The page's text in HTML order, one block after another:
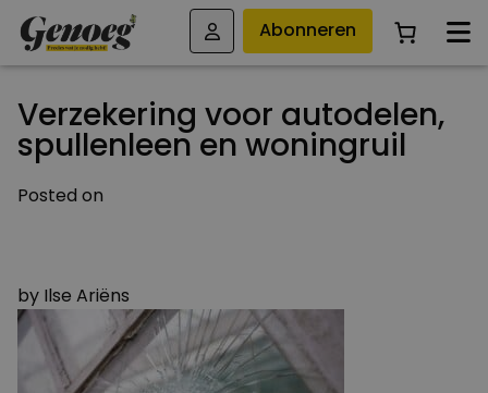
Abonneren
Verzekering voor autodelen,
spullenleen en woningruil
Posted on
by Ilse Ariëns